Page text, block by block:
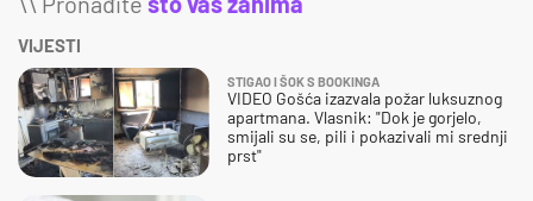
VIJESTI
STIGAO I ŠOK S BOOKINGA
VIDEO Gošća izazvala požar luksuznog
apartmana. Vlasnik: "Dok je gorjelo,
smijali su se, pili i pokazivali mi srednji
prst"